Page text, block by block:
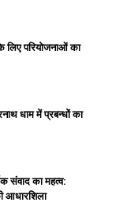
लिए परियोजनाओं का
धाम में प्रबन्धों का
संवाद का महत्व:
आधारशिला